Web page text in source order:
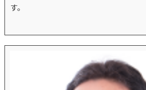
す。